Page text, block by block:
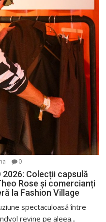
0
2026: Colecții capsulă
Rose și comercianți
la Fashion Village
spectaculoasă între
revine pe aleea...